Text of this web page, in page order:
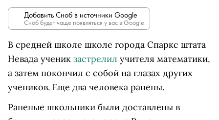
Добавить Сноб в источники Google
Сноб будет чаще появляться у вас в Google.
В средней школе школе города Спаркс штата
Невада ученик застрелил учителя математики,
а затем покончил с собой на глазах других
учеников. Еще два человека ранены.
Раненые школьники были доставлены в